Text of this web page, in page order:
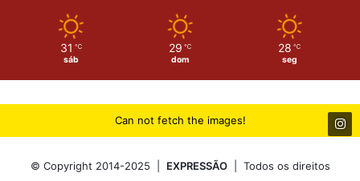
31 ℃
sáb
29 ℃
dom
28 ℃
seg
Can not fetch the images!
© Copyright 2014-2025 | EXPRESSÃO| Todos os direitos